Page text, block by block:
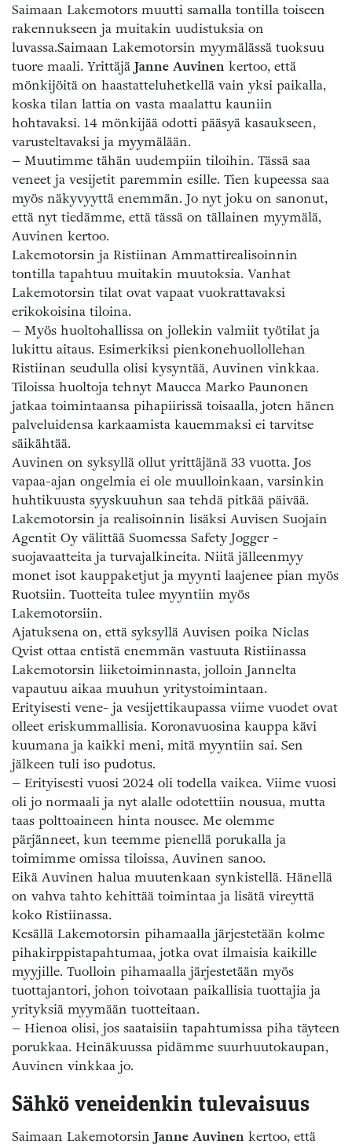
Saimaan Lakemotors muutti samalla tontilla toiseen
rakennukseen ja muitakin uudistuksia on
luvassa.Saimaan Lakemotorsin myymälässä tuoksuu
tuore maali. Yrittäjä Janne Auvinen kertoo, että
mönkijöitä on haastatteluhetkellä vain yksi paikalla,
koska tilan lattia on vasta maalattu kauniin
hohtavaksi. 14 mönkijää odotti pääsyä kasaukseen,
varusteltavaksi ja myymälään.
– Muutimme tähän uudempiin tiloihin. Tässä saa
veneet ja vesijetit paremmin esille. Tien kupeessa saa
myös näkyvyyttä enemmän. Jo nyt joku on sanonut,
että nyt tiedämme, että tässä on tällainen myymälä,
Auvinen kertoo.
Lakemotorsin ja Ristiinan Ammattirealisoinnin
tontilla tapahtuu muitakin muutoksia. Vanhat
Lakemotorsin tilat ovat vapaat vuokrattavaksi
erikokoisina tiloina.
– Myös huoltohallissa on jollekin valmiit työtilat ja
lukittu aitaus. Esimerkiksi pienkonehuollollehan
Ristiinan seudulla olisi kysyntää, Auvinen vinkkaa.
Tiloissa huoltoja tehnyt Maucca Marko Paunonen
jatkaa toimintaansa pihapiirissä toisaalla, joten hänen
palveluidensa karkaamista kauemmaksi ei tarvitse
säikähtää.
Auvinen on syksyllä ollut yrittäjänä 33 vuotta. Jos
vapaa-ajan ongelmia ei ole muulloinkaan, varsinkin
huhtikuusta syyskuuhun saa tehdä pitkää päivää.
Lakemotorsin ja realisoinnin lisäksi Auvisen Suojain
Agentit Oy välittää Suomessa Safety Jogger -
suojavaatteita ja turvajalkineita. Niitä jälleenmyy
monet isot kauppaketjut ja myynti laajenee pian myös
Ruotsiin. Tuotteita tulee myyntiin myös
Lakemotorsiin.
Ajatuksena on, että syksyllä Auvisen poika Niclas
Qvist ottaa entistä enemmän vastuuta Ristiinassa
Lakemotorsin liiketoiminnasta, jolloin Jannelta
vapautuu aikaa muuhun yritystoimintaan.
Erityisesti vene- ja vesijettikaupassa viime vuodet ovat
olleet eriskummallisia. Koronavuosina kauppa kävi
kuumana ja kaikki meni, mitä myyntiin sai. Sen
jälkeen tuli iso pudotus.
– Erityisesti vuosi 2024 oli todella vaikea. Viime vuosi
oli jo normaali ja nyt alalle odotettiin nousua, mutta
taas polttoaineen hinta nousee. Me olemme
pärjänneet, kun teemme pienellä porukalla ja
toimimme omissa tiloissa, Auvinen sanoo.
Eikä Auvinen halua muutenkaan synkistellä. Hänellä
on vahva tahto kehittää toimintaa ja lisätä vireyttä
koko Ristiinassa.
Kesällä Lakemotorsin pihamaalla järjestetään kolme
pihakirppistapahtumaa, jotka ovat ilmaisia kaikille
myyjille. Tuolloin pihamaalla järjestetään myös
tuottajantori, johon toivotaan paikallisia tuottajia ja
yrityksiä myymään tuotteitaan.
– Hienoa olisi, jos saataisiin tapahtumissa piha täyteen
porukkaa. Heinäkuussa pidämme suurhuutokaupan,
Auvinen vinkkaa jo.
Sähkö veneidenkin tulevaisuus
Saimaan Lakemotorsin Janne Auvinen kertoo, että